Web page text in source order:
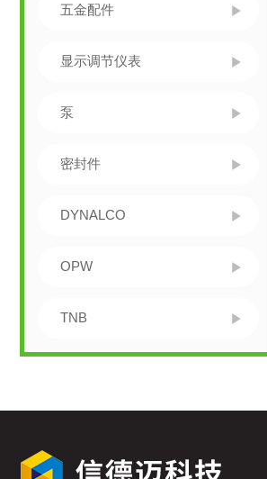
五金配件
显示调节仪表
泵
密封件
DYNALCO
OPW
TNB